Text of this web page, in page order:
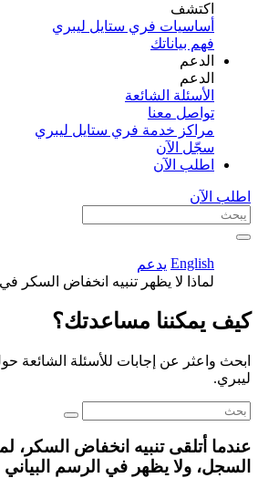
اكتشف​
أساسيات فري ستايل ليبري
فهم بياناتك
الدعم
الدعم
الأسئلة الشائعة
تواصل معنا
مراكز خدمة فري ستايل ليبري
سجّل الآن​
اطلب الآن
اطلب الآن
English يدعم
لماذا لا يظهر تنبيه انخفاض السكر
كيف يمكننا مساعدتك؟
ابحث واعثر عن إجابات للأسئلة الشائعة
ليبري.
عندما أتلقى تنبيه انخفاض السكر،
السجل، ولا يظهر في الرسم